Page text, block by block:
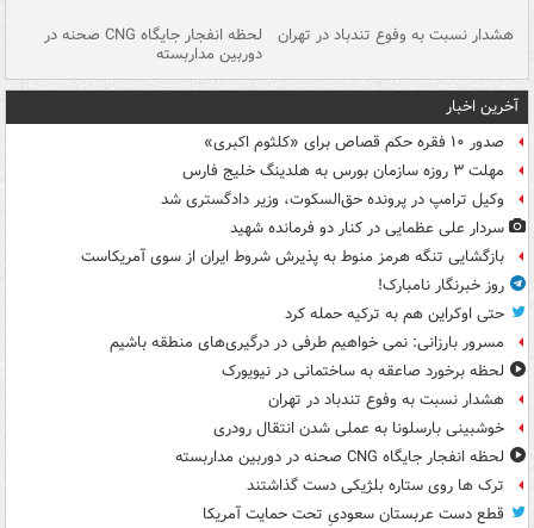
هشدار نسبت به وفوع تندباد در تهران لحظه انفجار جایگاه CNG صحنه در
دوربین مداربسته
آخرین اخبار
صدور ۱۰ فقره حکم قصاص برای «کلثوم اکبری»
مهلت ۳ روزه سازمان بورس به هلدینگ خلیج فارس
وکیل ترامپ در پرونده حق‌السکوت، وزیر دادگستری شد
سردار علی عظمایی در کنار دو فرمانده شهید
بازگشایی تنگه هرمز منوط به پذیرش شروط ایران از سوی آمریکاست
روز خبرنگار نامبارک!
حتی اوکراین هم به ترکیه حمله کرد
مسرور بارزانی: نمی خواهیم طرفی در درگیری‌های منطقه باشیم
لحظه برخورد صاعقه به ساختمانی در نیویورک
هشدار نسبت به وفوع تندباد در تهران
خوشبینی بارسلونا به عملی شدن انتقال رودری
لحظه انفجار جایگاه CNG صحنه در دوربین مداربسته
ترک ها روی ستاره بلژیکی دست گذاشتند
قطع دست عربستان سعودیِ تحت حمایت آمریکا